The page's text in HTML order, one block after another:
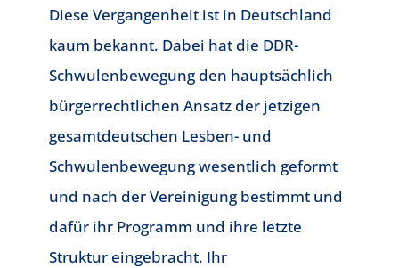
Diese Vergangenheit ist in Deutschland
kaum bekannt. Dabei hat die DDR-
Schwulenbewegung den hauptsächlich
bürgerrechtlichen Ansatz der jetzigen
gesamtdeutschen Lesben- und
Schwulenbewegung wesentlich geformt
und nach der Vereinigung bestimmt und
dafür ihr Programm und ihre letzte
Struktur eingebracht. Ihr